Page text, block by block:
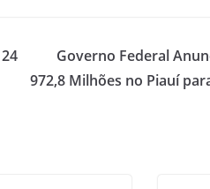
Governo Federal
972,8 Milhões no Piauí